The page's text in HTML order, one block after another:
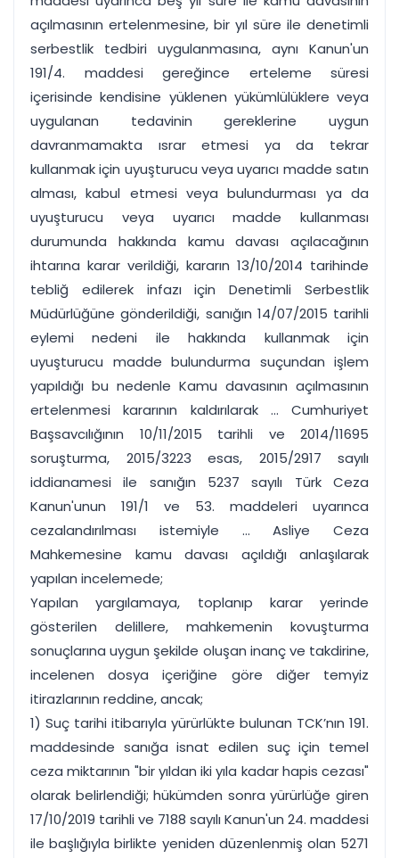
açılmasının ertelenmesine, bir yıl süre ile denetimli
serbestlik tedbiri uygulanmasına, aynı Kanun'un
191/4. maddesi gereğince erteleme süresi
içerisinde kendisine yüklenen yükümlülüklere veya
uygulanan tedavinin gereklerine uygun
davranmamakta ısrar etmesi ya da tekrar
kullanmak için uyuşturucu veya uyarıcı madde satın
alması, kabul etmesi veya bulundurması ya da
uyuşturucu veya uyarıcı madde kullanması
durumunda hakkında kamu davası açılacağının
ihtarına karar verildiği, kararın 13/10/2014 tarihinde
tebliğ edilerek infazı için Denetimli Serbestlik
Müdürlüğüne gönderildiği, sanığın 14/07/2015 tarihli
eylemi nedeni ile hakkında kullanmak için
uyuşturucu madde bulundurma suçundan işlem
yapıldığı bu nedenle Kamu davasının açılmasının
ertelenmesi kararının kaldırılarak ... Cumhuriyet
Başsavcılığının 10/11/2015 tarihli ve 2014/11695
soruşturma, 2015/3223 esas, 2015/2917 sayılı
iddianamesi ile sanığın 5237 sayılı Türk Ceza
Kanun'unun 191/1 ve 53. maddeleri uyarınca
cezalandırılması istemiyle ... Asliye Ceza
Mahkemesine kamu davası açıldığı anlaşılarak
yapılan incelemede;
Yapılan yargılamaya, toplanıp karar yerinde
gösterilen delillere, mahkemenin kovuşturma
sonuçlarına uygun şekilde oluşan inanç ve takdirine,
incelenen dosya içeriğine göre diğer temyiz
itirazlarının reddine, ancak;
1) Suç tarihi itibarıyla yürürlükte bulunan TCK’nın 191.
maddesinde sanığa isnat edilen suç için temel
ceza miktarının "bir yıldan iki yıla kadar hapis cezası"
olarak belirlendiği; hükümden sonra yürürlüğe giren
17/10/2019 tarihli ve 7188 sayılı Kanun'un 24. maddesi
ile başlığıyla birlikte yeniden düzenlenmiş olan 5271